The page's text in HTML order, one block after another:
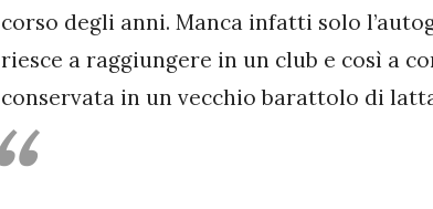
corso degli anni. Manca infatti solo
riesce a raggiungere in un club e così a
conservata in un vecchio barattolo di